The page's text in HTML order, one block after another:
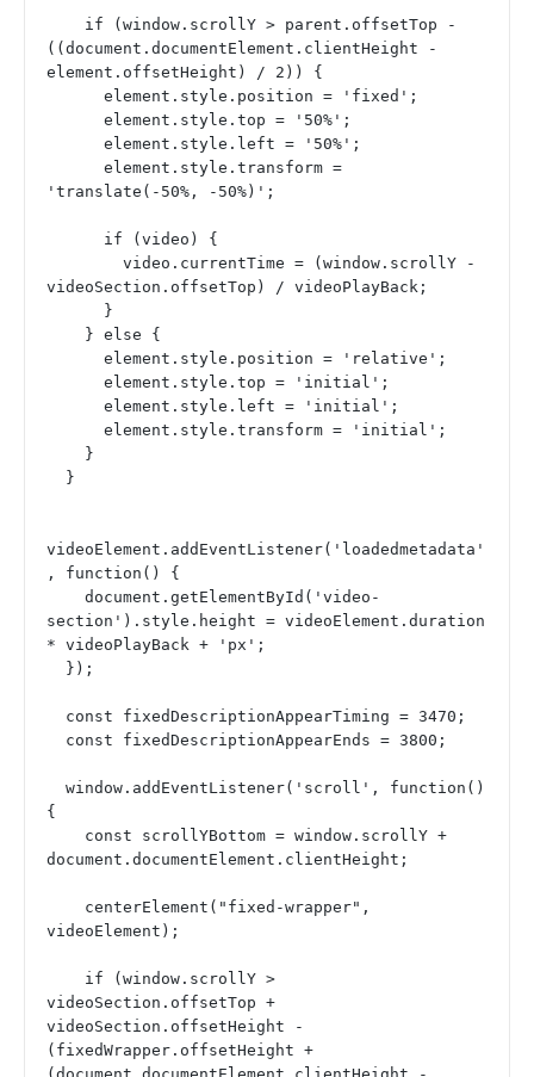
((document.documentElement.clientHeight -
element.offsetHeight) / 2)) {
      element.style.position = 'fixed';
      element.style.top = '50%';
      element.style.left = '50%';
'translate(-50%, -50%)';
      if (video) {
videoSection.offsetTop) / videoPlayBack;
      }
    } else {
      element.style.position = 'relative';
      element.style.top = 'initial';
      element.style.left = 'initial';
      element.style.transform = 'initial';
    }
  }
videoElement.addEventListener('loadedmetadata'
, function() {
section').style.height = videoElement.duration
* videoPlayBack + 'px';
  });
  const fixedDescriptionAppearTiming = 3470;
  const fixedDescriptionAppearEnds = 3800;
{
document.documentElement.clientHeight;
videoElement);
videoSection.offsetTop +
videoSection.offsetHeight -
(fixedWrapper.offsetHeight +